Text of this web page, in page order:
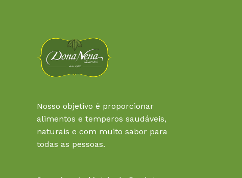
Nosso objetivo é proporcionar
alimentos e temperos saudáveis,
naturais e com muito sabor para
todas as pessoas.